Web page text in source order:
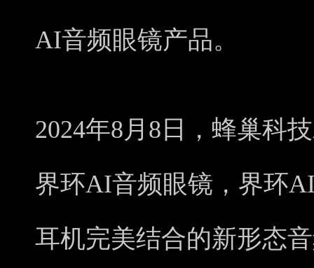
AI音频眼镜产品。
2024年8月8日，蜂巢科
界环AI音频眼镜，界环
耳机完美结合的新形态